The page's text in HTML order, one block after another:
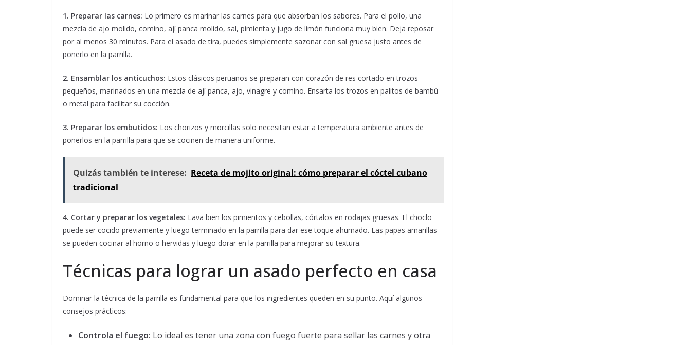
1. Preparar las carnes: Lo primero es marinar las carnes para que absorban los sabores. Para el pollo, una
mezcla de ajo molido, comino, ají panca molido, sal, pimienta y jugo de limón funciona muy bien. Deja reposar
por al menos 30 minutos. Para el asado de tira, puedes simplemente sazonar con sal gruesa justo antes de
ponerlo en la parrilla.
2. Ensamblar los anticuchos: Estos clásicos peruanos se preparan con corazón de res cortado en trozos
pequeños, marinados en una mezcla de ají panca, ajo, vinagre y comino. Ensarta los trozos en palitos de bambú
o metal para facilitar su cocción.
3. Preparar los embutidos: Los chorizos y morcillas solo necesitan estar a temperatura ambiente antes de
ponerlos en la parrilla para que se cocinen de manera uniforme.
Quizás también te interese: Receta de mojito original: cómo preparar el cóctel cubano
tradicional
4. Cortar y preparar los vegetales: Lava bien los pimientos y cebollas, córtalos en rodajas gruesas. El choclo
puede ser cocido previamente y luego terminado en la parrilla para dar ese toque ahumado. Las papas amarillas
se pueden cocinar al horno o hervidas y luego dorar en la parrilla para mejorar su textura.
Técnicas para lograr un asado perfecto en casa
Dominar la técnica de la parrilla es fundamental para que los ingredientes queden en su punto. Aquí algunos
consejos prácticos:
Controla el fuego: Lo ideal es tener una zona con fuego fuerte para sellar las carnes y otra